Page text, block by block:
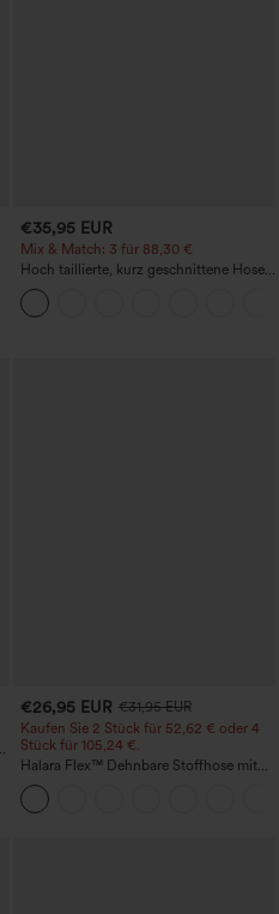
€35,95 EUR
Mix & Match: 3 für 88,30 €
Hoch taillierte, kurz geschnittene Hose
mit Reißverschlusstasche in Leinenoptik
€26,95 EUR €31,95 EUR
Kaufen Sie 2 Stück für 52,62 € oder 4
Stück für 105,24 €.
Halara Flex™ Dehnbare Stoffhose mit
hohem Bund, Waffelmuster,
Seitentaschen und weitem Bein